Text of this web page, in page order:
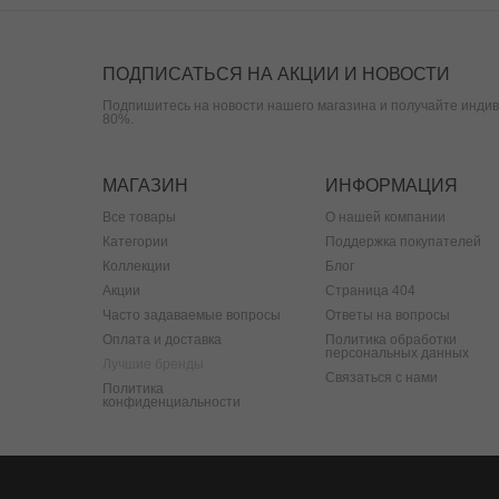
ПОДПИСАТЬСЯ НА АКЦИИ И НОВОСТИ
Подпишитесь на новости нашего магазина и получайте
80%.
МАГАЗИН ИНФОРМАЦИЯ
Все товары
Категории
Коллекции
Акции
Часто задаваемые вопросы
Оплата и доставка
Политика
конфиденциальности
О нашей компании
Поддержка покупателей
Блог
Страница 404
Ответы на вопросы
Политика обработки
персональных данных
Связаться с нами